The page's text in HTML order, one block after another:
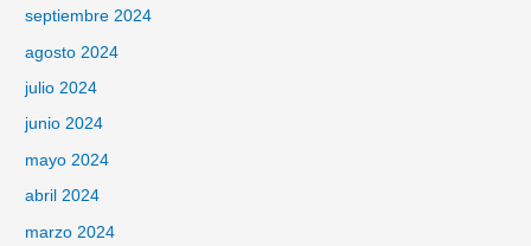
septiembre 2024
agosto 2024
julio 2024
junio 2024
mayo 2024
abril 2024
marzo 2024